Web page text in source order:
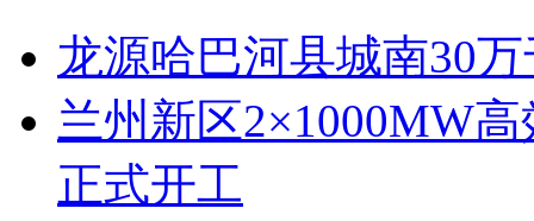
龙源哈巴河县城南30
兰州新区2×1000MW
正式开工